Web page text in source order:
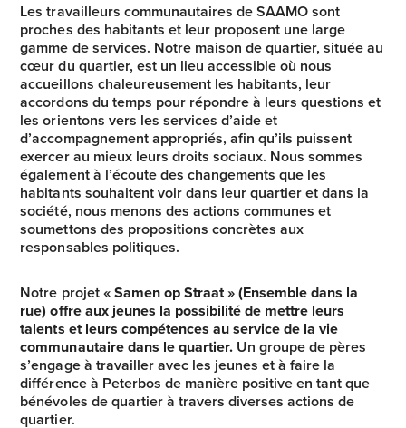
Les travailleurs communautaires de SAAMO sont
proches des habitants et leur proposent une large
gamme de services. Notre maison de quartier, située au
cœur du quartier, est un lieu accessible où nous
accueillons chaleureusement les habitants, leur
accordons du temps pour répondre à leurs questions et
les orientons vers les services d’aide et
d’accompagnement appropriés, afin qu’ils puissent
exercer au mieux leurs droits sociaux. Nous sommes
également à l’écoute des changements que les
habitants souhaitent voir dans leur quartier et dans la
société, nous menons des actions communes et
soumettons des propositions concrètes aux
responsables politiques.
Notre projet« Samen op Straat » (Ensemble dans la
rue) offre aux jeunes la possibilité de mettre leurs
talents et leurs compétences au service de la vie
communautaire dans le quartier. Un groupe de pères
s’engage à travailler avec les jeunes et à faire la
différence à Peterbos de manière positive en tant que
bénévoles de quartier à travers diverses actions de
quartier.